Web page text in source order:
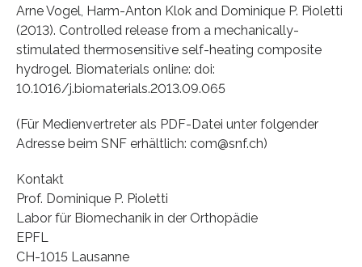
Arne Vogel, Harm-Anton Klok and Dominique P. Pioletti
(2013). Controlled release from a mechanically-
stimulated thermosensitive self-heating composite
hydrogel. Biomaterials online: doi:
10.1016/j.biomaterials.2013.09.065
(Für Medienvertreter als PDF-Datei unter folgender
Adresse beim SNF erhältlich: com@snf.ch)
Kontakt
Prof. Dominique P. Pioletti
Labor für Biomechanik in der Orthopädie
EPFL
CH-1015 Lausanne